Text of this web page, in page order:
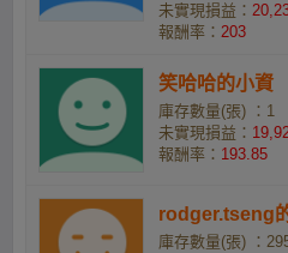
未實現損益：
報酬率： 203
笑哈哈的小資
庫存數量(張) ：1
未實現損益：
報酬率： 193.85
rodger.tseng
庫存數量(張) ：